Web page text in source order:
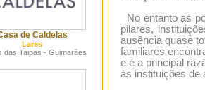
de Caldelas
Lares
das Taipas - Guimarães
No entanto as
pilares,
ausência quase
familiares
e é a principal
às instituições de